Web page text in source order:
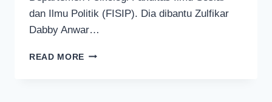
dan Ilmu Politik (FISIP). Dia dibantu Zulfikar
Dabby Anwar…
READ MORE MANAJEMEN